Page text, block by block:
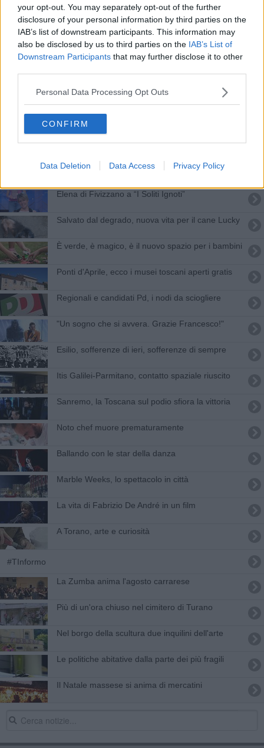
your opt-out. You may separately opt-out of the further
disclosure of your personal information by third parties on the
IAB’s list of downstream participants. This information may
also be disclosed by us to third parties on the IAB’s List of
Downstream Participants that may further disclose it to other
Personal Data Processing Opt Outs
CONFIRM
Data Deletion Data Access Privacy Policy
Anteprima del cortometraggio a Torano
​Spettacolo e cultura in piazza Bertagnini
Campionati italiani di corsa in montagna
​Mondadori: un anno in città
​Al Guglielmi “Un cestino pieno di caldarroste"
L'ultimo saluto a un artista conosciuto
A 19 anni pubblica il suo primo romanzo
Elena di Fivizzano a “I Soliti Ignoti”
Salvato dal degrado, nuova vita per il cane Lucky
È verde, è magico, è il nuovo spazio per i bambini
Ponti d'Aprile, ecco i musei toscani aperti gratis
Regionali e candidati Pd, i nodi da sciogliere
​"Un sogno che si avvera. Grazie Francesco!"
Esilio, sofferenze di ieri, sofferenze di sempre
Itis Galilei-Parmitano, contatto spaziale riuscito
Sanremo, la Toscana sul podio sfiora la vittoria
Noto chef muore prematuramente
Ballando con le star della danza
Marble Weeks, lo spettacolo in città
La vita di Fabrizio De André in un film
A Torano, arte e curiosità
#TInformo
La Zumba anima l'agosto carrarese
​Più di un'ora chiuso nel cimitero di Turano
Nel borgo della scultura due inquilini dell'arte
Le politiche abitative dalla parte dei più fragili
Il Natale massese si anima di mercatini